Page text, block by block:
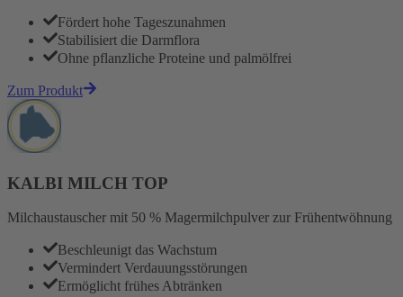
Fördert hohe Tageszunahmen
Stabilisiert die Darmflora
Ohne pflanzliche Proteine und palmölfrei
Zum Produkt
KALBI MILCH TOP
Milchaustauscher mit 50 % Magermilchpulver zur Frühentwöhnung
Beschleunigt das Wachstum
Vermindert Verdauungsstörungen
Ermöglicht frühes Abtränken